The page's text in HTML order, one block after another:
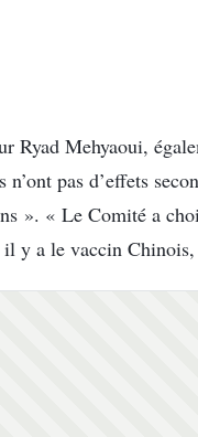
Ryad Mehyaoui,
n’ont pas d’effets
». « Le Comité a
y a le vaccin